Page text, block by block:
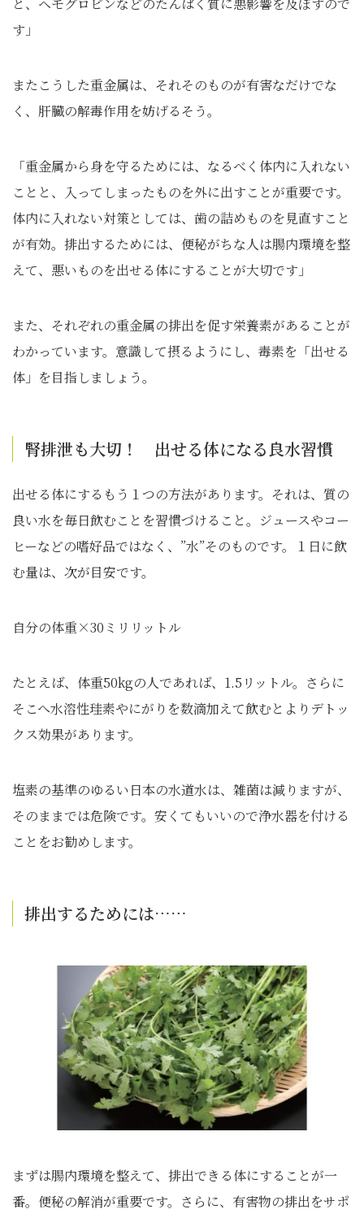
す」
またこうした重金属は、それそのものが有害なだけでな
く、肝臓の解毒作用を妨げるそう。
「重金属から身を守るためには、なるべく体内に入れない
ことと、入ってしまったものを外に出すことが重要です。
体内に入れない対策としては、歯の詰めものを見直すこと
が有効。排出するためには、便秘がちな人は腸内環境を整
えて、悪いものを出せる体にすることが大切です」
また、それぞれの重金属の排出を促す栄養素があることが
わかっています。意識して摂るようにし、毒素を「出せる
体」を目指しましょう。
腎排泄も大切！ 出せる体になる良水習慣
出せる体にするもう１つの方法があります。それは、質の
良い水を毎日飲むことを習慣づけること。ジュースやコー
ヒーなどの嗜好品ではなく、”水”そのものです。１日に飲
む量は、次が目安です。
自分の体重×30ミリリットル
たとえば、体重50kgの人であれば、1.5リットル。さらに
そこへ水溶性珪素やにがりを数滴加えて飲むとよりデトッ
クス効果があります。
塩素の基準のゆるい日本の水道水は、雑菌は減りますが、
そのままでは危険です。安くてもいいので浄水器を付ける
ことをお勧めします。
排出するためには……
まずは腸内環境を整えて、排出できる体にすることが一
番。便秘の解消が重要です。さらに、有害物の排出をサポ